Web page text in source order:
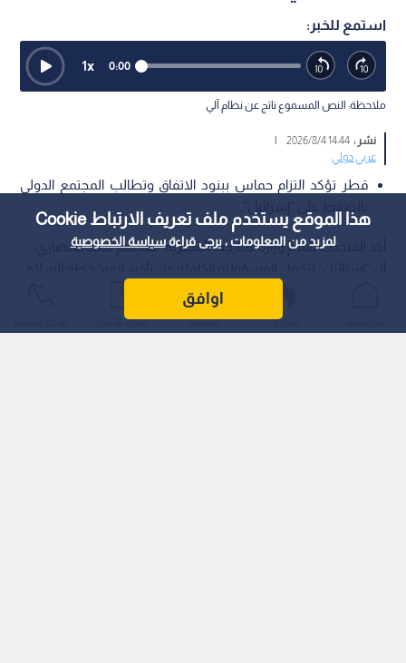
هذا الموقع يستخدم ملف تعريف الارتباط Cookie
لمزيد من المعلومات ، يرجى قراءةسياسة الخصوصية
اوافق
استمع للخبر:
0:00
1x
ملاحظة: النص المسموع ناتج عن نظام آلي
نشر :14:44 2026/8/4
|
عربي دولي
قطر تؤكد التزام حماس ببنود الاتفاق وتطالب المجتمع الدولي
أكد المتحدث باسم وزارة الخارجية القطرية، المجتمع ماجد الأنصاري،
لإنهاء الحرب في قطاع غزة، عقب إعلان الرئيس الأمريكي دونالد
ترمب التوصل إلى اتفاق بشأن نزع سلاح حركة حماس، وهو ما أكدته
الحركة.
عواجل المباشر أحدث الأخبار